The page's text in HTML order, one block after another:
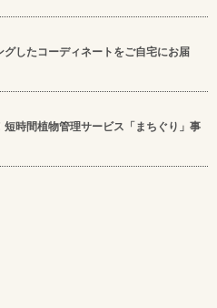
グしたコーディネートをご自宅にお届
短時間植物管理サービス「まちぐり」事